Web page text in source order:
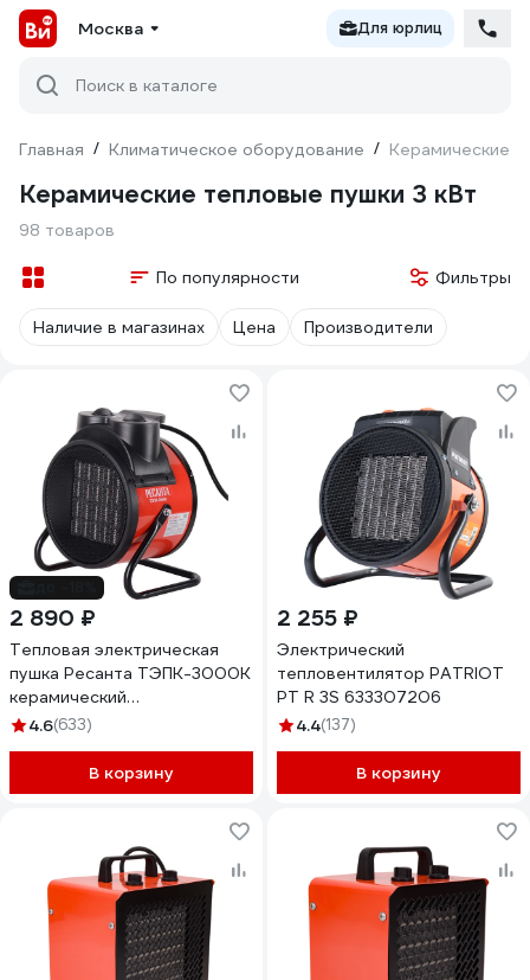
Москва Для юрлиц
Поиск в каталоге
Главная / Климатическое оборудование / Керамические
Керамические тепловые пушки 3 кВт
98 товаров
По популярности Фильтры
Наличие в магазинах Цена Производители
2 890 ₽
Тепловая электрическая
пушка Ресанта ТЭПК-3000K
керамический
нагревательный элемент,
4.6(633)
В корзину
2 255 ₽
Электрический
тепловентилятор PATRIOT
PT R 3S 633307206
4.4(137)
В корзину